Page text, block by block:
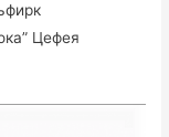
Цефея